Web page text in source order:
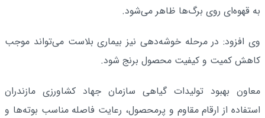
به قهوه‌ای روی برگ‌ها ظاهر می‌شود.
وی افزود: در مرحله خوشه‌دهی نیز بیماری بلاست می‌تواند موجب
کاهش کمیت و کیفیت محصول برنج شود.
معاون بهبود تولیدات گیاهی سازمان جهاد کشاورزی مازندران
استفاده از ارقام مقاوم و پرمحصول، رعایت فاصله مناسب بوته‌ها و